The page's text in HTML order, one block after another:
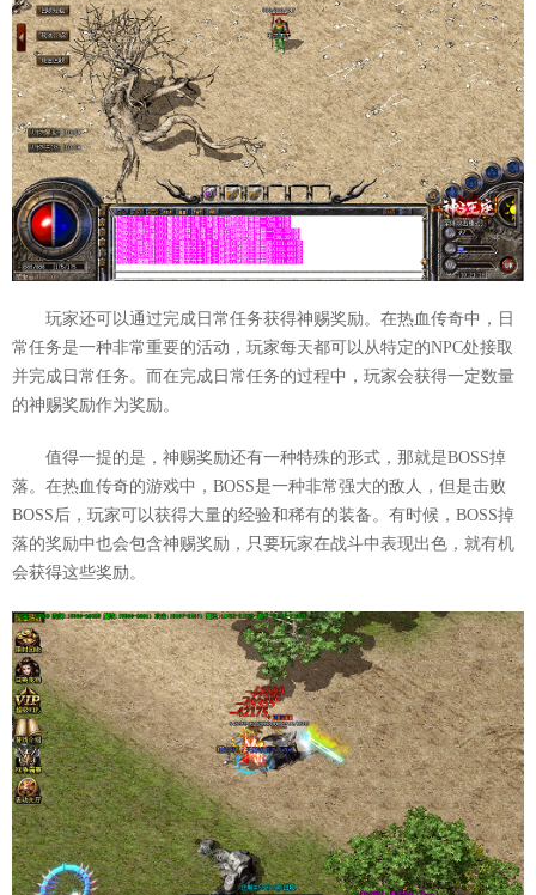
玩家还可以通过完成日常任务获得神赐奖励。在热血传奇中，日
常任务是一种非常重要的活动，玩家每天都可以从特定的NPC处接取
并完成日常任务。而在完成日常任务的过程中，玩家会获得一定数量
的神赐奖励作为奖励。
值得一提的是，神赐奖励还有一种特殊的形式，那就是BOSS掉
落。在热血传奇的游戏中，BOSS是一种非常强大的敌人，但是击败
BOSS后，玩家可以获得大量的经验和稀有的装备。有时候，BOSS掉
落的奖励中也会包含神赐奖励，只要玩家在战斗中表现出色，就有机
会获得这些奖励。